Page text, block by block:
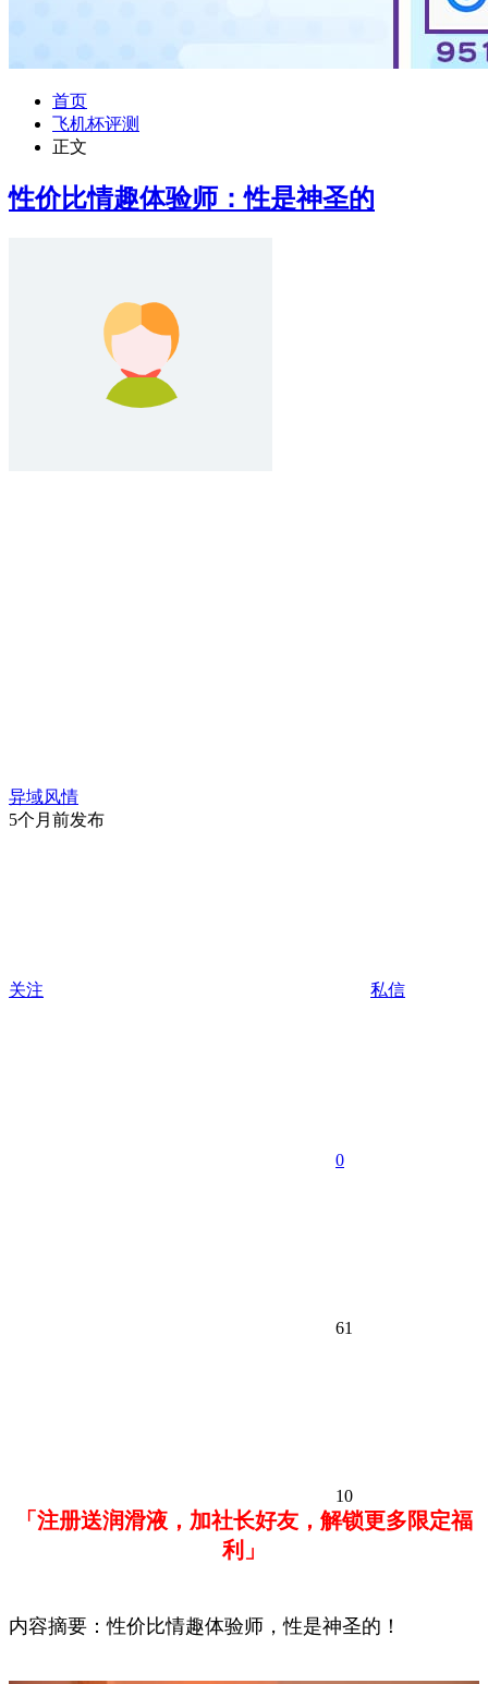
首页
飞机杯评测
正文
性价比情趣体验师：性是神圣的
异域风情
5个月前发布
关注 私信
0
61
10
「注册送润滑液，加社长好友，解锁更多限定福
利」
内容摘要：性价比情趣体验师，性是神圣的！